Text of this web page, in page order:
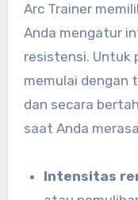
Arc Trainer
Anda mengatur
resistensi. Untuk
memulai dengan
dan secara
saat Anda
Intensitas